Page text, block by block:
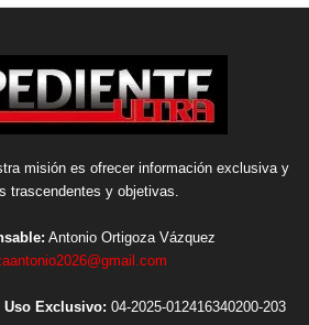
misión es ofrecer información exclusiva y
trascendentes y objetivas.
Antonio Ortigoza Vázquez
Uso Exclusivo: 04-2025-012416340200-203